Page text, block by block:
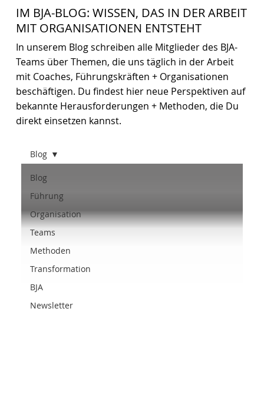
IM BJA-BLOG: WISSEN, DAS IN DER ARBEIT
MIT ORGANISATIONEN ENTSTEHT
In unserem Blog schreiben alle Mitglieder des BJA-
Teams über Themen, die uns täglich in der Arbeit
mit Coaches, Führungskräften + Organisationen
beschäftigen. Du findest hier neue Perspektiven auf
bekannte Herausforderungen + Methoden, die Du
direkt einsetzen kannst.
Blog
Führung
Organisation
Teams
Methoden
Transformation
BJA
Newsletter
Blog